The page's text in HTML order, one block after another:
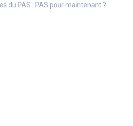
du PAS : PAS pour maintenant ?